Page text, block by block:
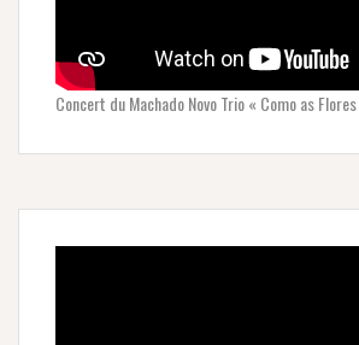
Concert du Machado Novo Trio « Como as